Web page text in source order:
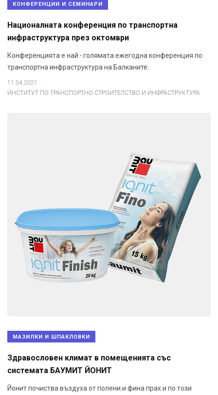
КОНФЕРЕНЦИИ И СЕМИНАРИ
Националната конференция по транспортна
инфраструктура през октомври
Конференцията е най - голямата ежегодна конференция по
транспортна инфраструктура на Балканите.
11.04.2021
.
ИНСТИТУТ ПО ТРАНСПОРТНО СТРОИТЕЛСТВО И ИНФРАСТРУКТУРА
МАЗИЛКИ И ШПАКЛОВКИ
Здравословен климат в помещенията със
системата БАУМИТ ЙОНИТ
Йонит почиства въздуха от полени и фина прах и по този